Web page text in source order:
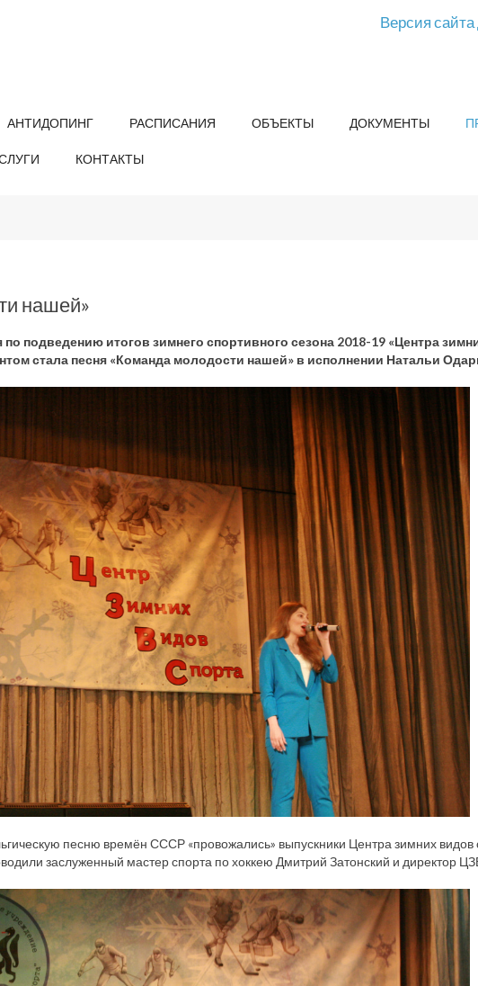
Версия
АНТИДОПИНГ РАСПИСАНИЯ ОБЪЕКТЫ ДОКУМЕНТЫ
КОНТАКТЫ
нашей»
подведению итогов зимнего спортивного сезона 2018-19 «Центра
стала песня «Команда молодости нашей» в исполнении Натальи
песню времён СССР «провожались» выпускники Центра зимних видов
заслуженный мастер спорта по хоккею Дмитрий Затонский и директор